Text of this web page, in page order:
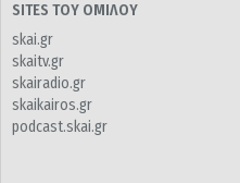
SITES ΤΟΥ ΟΜΙΛΟΥ
skai.gr
skaitv.gr
skairadio.gr
skaikairos.gr
podcast.skai.gr